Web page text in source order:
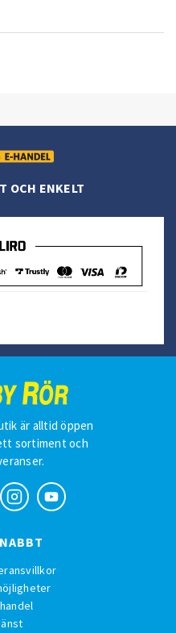
OCH ENKELT
är alltid öppen
sortiment och